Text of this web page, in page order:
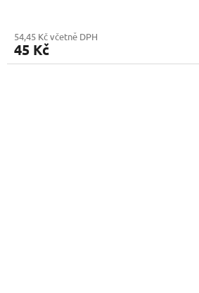
54,45 Kč včetně DPH
45 Kč